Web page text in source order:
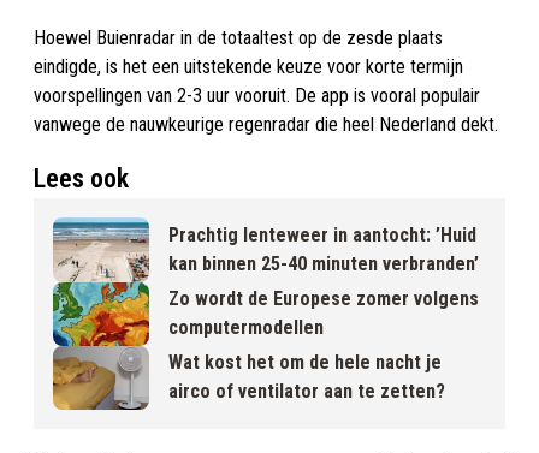
Hoewel Buienradar in de totaaltest op de zesde plaats
eindigde, is het een uitstekende keuze voor korte termijn
voorspellingen van 2-3 uur vooruit. De app is vooral populair
vanwege de nauwkeurige regenradar die heel Nederland dekt.
Lees ook
Prachtig lenteweer in aantocht: ’Huid
kan binnen 25-40 minuten verbranden’
Zo wordt de Europese zomer volgens
computermodellen
Wat kost het om de hele nacht je
airco of ventilator aan te zetten?